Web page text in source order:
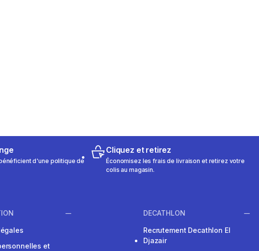
d'une politique de
Cliquez et retirez
Économisez les frais de livraison et retirez votre
colis au magasin.
et
DECATHLON
Recrutement Decathlon El
Djazair